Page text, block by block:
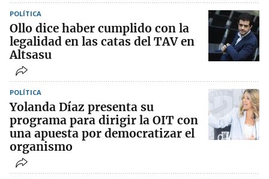
POLÍTICA
Ollo dice haber cumplido con la
legalidad en las catas del TAV en
Altsasu
POLÍTICA
Yolanda Díaz presenta su
programa para dirigir la OIT con
una apuesta por democratizar el
organismo